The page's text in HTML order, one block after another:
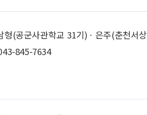
(공군사관학교 31기)ㆍ은주(춘천서상
845-7634